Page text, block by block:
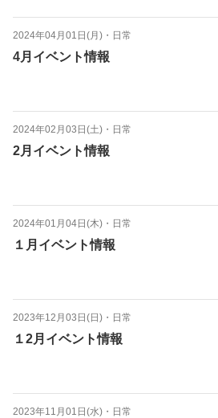
2024年04月01日(月) ・ 日常
4月イベント情報
2024年02月03日(土) ・ 日常
2月イベント情報
2024年01月04日(木) ・ 日常
１月イベント情報
2023年12月03日(日) ・ 日常
１2月イベント情報
2023年11月01日(水) ・ 日常